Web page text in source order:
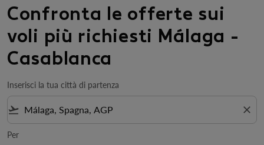
Confronta le offerte sui
voli più richiesti Málaga -
Casablanca
Inserisci la tua città di partenza
flight_takeoff close
Per